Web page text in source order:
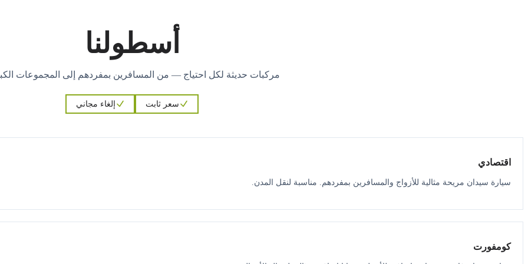
أسطولنا
مركبات حديثة لكل احتياج — من المسافرين بمفردهم إلى المجموعات
سعر ثابت إلغاء مجاني
اقتصادي
سيارة سيدان مريحة مثالية للأزواج والمسافرين بمفردهم. مناسبة لنقل المدن.
كومفورت